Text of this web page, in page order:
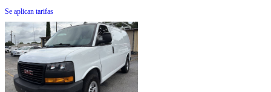
Se aplican tarifas